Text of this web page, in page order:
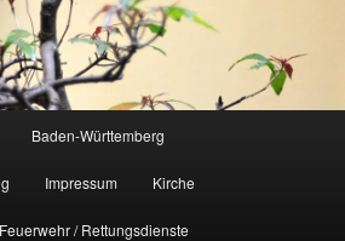
Baden-Württemberg
Impressum Kirche
/ Rettungsdienste